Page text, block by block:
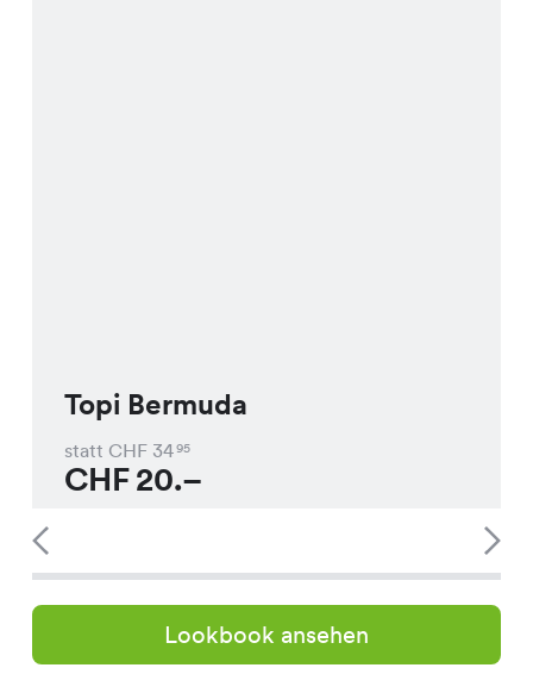
Topi Bermuda
statt CHF 3495
CHF20.–
Lookbook ansehen